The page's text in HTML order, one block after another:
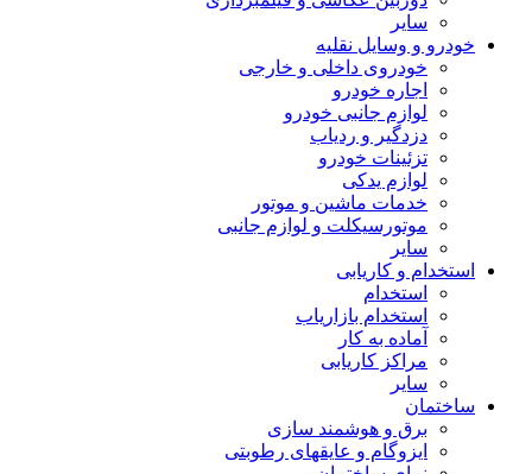
سایر
خودرو و وسایل نقلیه
خودروی داخلی و خارجی
اجاره خودرو
لوازم جانبی خودرو
دزدگیر و ردیاب
تزئینات خودرو
لوازم یدکی
خدمات ماشین و موتور
موتورسیکلت و لوازم جانبی
سایر
استخدام و کاریابی
استخدام
استخدام بازاریاب
آماده به کار
مراکز کاریابی
سایر
ساختمان
برق و هوشمند سازی
ایزوگام و عایقهای رطوبتی